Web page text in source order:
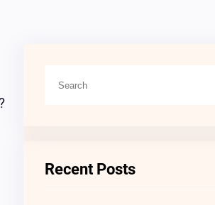
Recent Posts